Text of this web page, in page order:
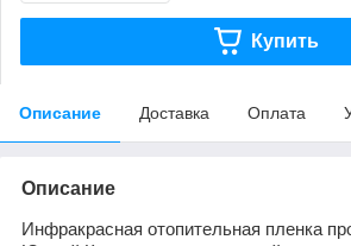
Купить
Описание Доставка Оплата
Описание
Инфракрасная отопительная пленка